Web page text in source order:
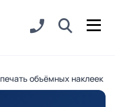
объёмных наклеек